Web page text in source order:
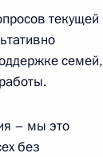
текущей
семей,
– мы это
без